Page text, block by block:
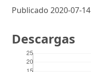
Publicado 2020-07-14
Descargas